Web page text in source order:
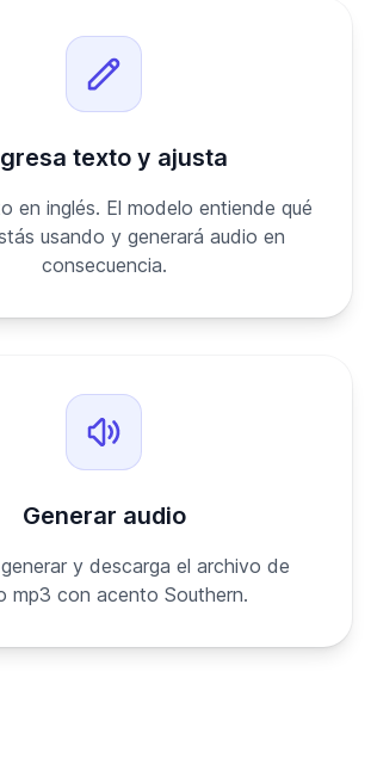
texto y ajusta
en inglés. El modelo entiende qué
usando y generará audio en
consecuencia.
Generar audio
y descarga el archivo de
mp3 con acento Southern.